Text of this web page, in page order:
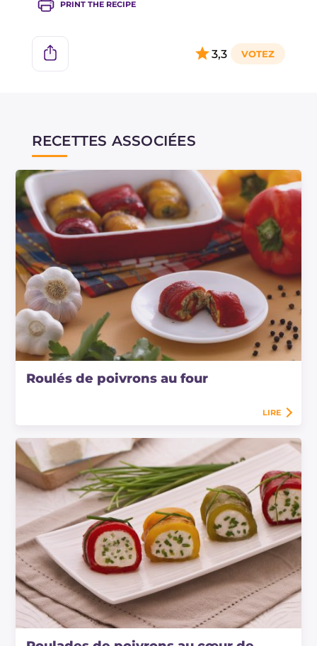
PRINT THE RECIPE
3,3
RECETTES ASSOCIÉES
Roulés de poivrons au four
LIRE